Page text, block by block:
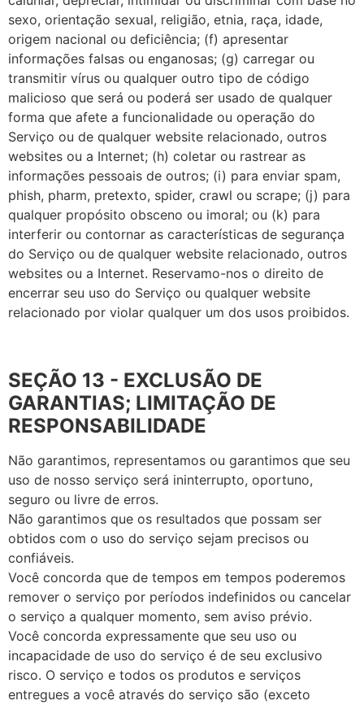
sexo, orientação sexual, religião, etnia, raça, idade,
origem nacional ou deficiência; (f) apresentar
informações falsas ou enganosas; (g) carregar ou
transmitir vírus ou qualquer outro tipo de código
malicioso que será ou poderá ser usado de qualquer
forma que afete a funcionalidade ou operação do
Serviço ou de qualquer website relacionado, outros
websites ou a Internet; (h) coletar ou rastrear as
informações pessoais de outros; (i) para enviar spam,
phish, pharm, pretexto, spider, crawl ou scrape; (j) para
qualquer propósito obsceno ou imoral; ou (k) para
interferir ou contornar as características de segurança
do Serviço ou de qualquer website relacionado, outros
websites ou a Internet. Reservamo-nos o direito de
encerrar seu uso do Serviço ou qualquer website
relacionado por violar qualquer um dos usos proibidos.
SEÇÃO 13 - EXCLUSÃO DE
GARANTIAS; LIMITAÇÃO DE
RESPONSABILIDADE
Não garantimos, representamos ou garantimos que seu
uso de nosso serviço será ininterrupto, oportuno,
seguro ou livre de erros.
Não garantimos que os resultados que possam ser
obtidos com o uso do serviço sejam precisos ou
confiáveis.
Você concorda que de tempos em tempos poderemos
remover o serviço por períodos indefinidos ou cancelar
o serviço a qualquer momento, sem aviso prévio.
Você concorda expressamente que seu uso ou
incapacidade de uso do serviço é de seu exclusivo
risco. O serviço e todos os produtos e serviços
entregues a você através do serviço são (exceto